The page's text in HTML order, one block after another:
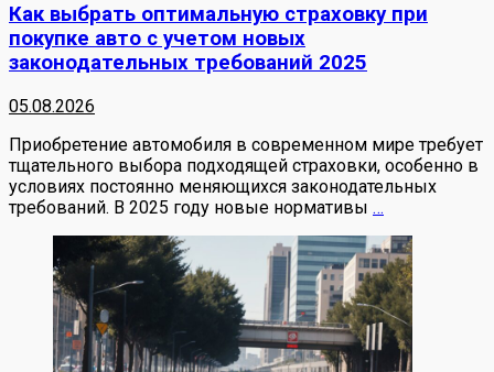
Как выбрать оптимальную страховку при
покупке авто с учетом новых
законодательных требований 2025
05.08.2026
Приобретение автомобиля в современном мире требует
тщательного выбора подходящей страховки, особенно в
условиях постоянно меняющихся законодательных
требований. В 2025 году новые нормативы …